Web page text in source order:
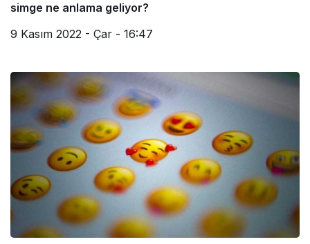
simge ne anlama geliyor?
9 Kasım 2022 - Çar - 16:47